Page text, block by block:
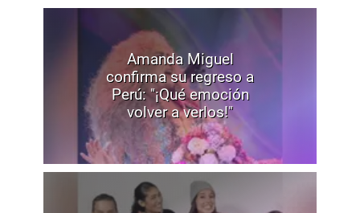
Amanda Miguel
confirma su regreso a
Perú: "¡Qué emoción
volver a verlos!"